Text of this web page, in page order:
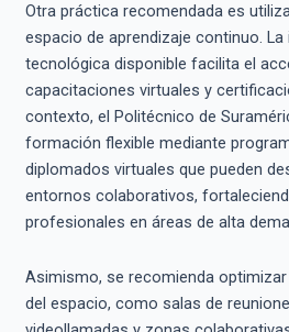
Otra práctica recomendada es
espacio de aprendizaje continuo.
tecnológica disponible facilita el
capacitaciones virtuales y
contexto, el Politécnico de
formación flexible mediante
diplomados virtuales que pueden
entornos colaborativos,
profesionales en áreas de alta
Asimismo, se recomienda
del espacio, como salas de